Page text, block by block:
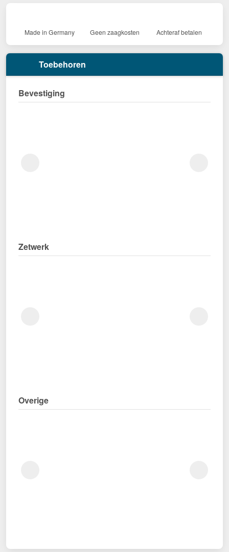
Made in Germany Geen zaagkosten Achteraf betalen
Toebehoren
Bevestiging
Zetwerk
Overige